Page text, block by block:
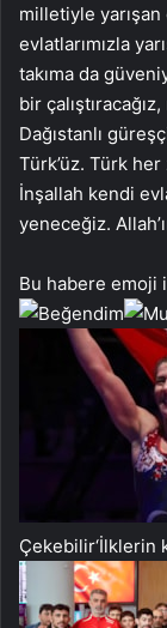
milletiyle
evlatlarımızla
takıma da
bir
Dağıstanlı
Türk’üz. Türk her
İnşallah kendi
yeneceğiz.
Bu habere emoji
Çekebilir‘İlklerin